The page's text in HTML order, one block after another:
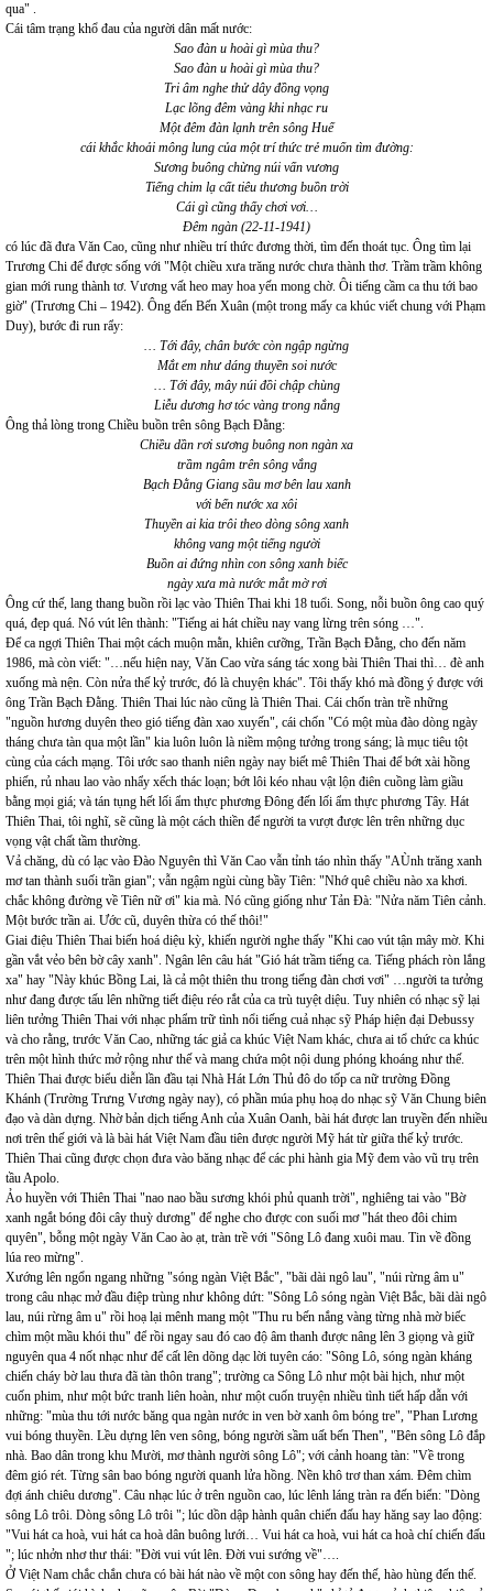
qua" .
Cái tâm trạng khổ đau của người dân mất nước:
Sao đàn u hoài gì mùa thu?
Sao đàn u hoài gì mùa thu?
Tri âm nghe thử dây đồng vọng
Lạc lõng đêm vàng khi nhạc ru
Một đêm đàn lạnh trên sông Huế
cái khắc khoải mông lung của một trí thức trẻ muốn tìm đường:
Sương buông chừng núi vấn vương
Tiếng chim lạ cất tiêu thương buồn trời
Cái gì cũng thấy chơi vơi…
Đêm ngàn (22-11-1941)
có lúc đã đưa Văn Cao, cũng như nhiều trí thức đương thời, tìm đến thoát tục. Ông tìm lại
Trương Chi để được sống với "Một chiều xưa trăng nước chưa thành thơ. Trầm trầm không
gian mới rung thành tơ. Vương vất heo may hoa yến mong chờ. Ôi tiếng cầm ca thu tới bao
giờ" (Trương Chi – 1942). Ông đến Bến Xuân (một trong mấy ca khúc viết chung với Phạm
Duy), bước đi run rẩy:
… Tới đây, chân bước còn ngập ngừng
Mắt em như dáng thuyền soi nước
… Tới đây, mây núi đồi chập chùng
Liễu dương hơ tóc vàng trong nắng
Ông thả lòng trong Chiều buồn trên sông Bạch Đằng:
Chiều dần rơi sương buông non ngàn xa
trầm ngâm trên sông vắng
Bạch Đằng Giang sầu mơ bên lau xanh
với bến nước xa xôi
Thuyền ai kia trôi theo dòng sông xanh
không vang một tiếng người
Buồn ai đứng nhìn con sông xanh biếc
ngày xưa mà nước mắt mờ rơi
Ông cứ thế, lang thang buồn rồi lạc vào Thiên Thai khi 18 tuổi. Song, nỗi buồn ông cao quý
quá, đẹp quá. Nó vút lên thành: "Tiếng ai hát chiều nay vang lừng trên sóng …".
Để ca ngợi Thiên Thai một cách muộn mằn, khiên cưỡng, Trần Bạch Đằng, cho đến năm
1986, mà còn viết: "…nếu hiện nay, Văn Cao vừa sáng tác xong bài Thiên Thai thì… đè anh
xuống mà nện. Còn nửa thế kỷ trước, đó là chuyện khác". Tôi thấy khó mà đồng ý được với
ông Trần Bạch Đằng. Thiên Thai lúc nào cũng là Thiên Thai. Cái chốn tràn trề những
"nguồn hương duyên theo gió tiếng đàn xao xuyến", cái chốn "Có một mùa đào dòng ngày
tháng chưa tàn qua một lần" kia luôn luôn là niềm mộng tưởng trong sáng; là mục tiêu tột
cùng của cách mạng. Tôi ước sao thanh niên ngày nay biết mê Thiên Thai để bớt xài hồng
phiến, rủ nhau lao vào nhẩy xếch thác loạn; bớt lôi kéo nhau vật lộn điên cuồng làm giầu
bằng mọi giá; và tán tụng hết lối ẩm thực phương Đông đến lối ẩm thực phương Tây. Hát
Thiên Thai, tôi nghĩ, sẽ cũng là một cách thiền để người ta vượt được lên trên những dục
vọng vật chất tầm thường.
Vả chăng, dù có lạc vào Đào Nguyên thì Văn Cao vẫn tỉnh táo nhìn thấy "AÙnh trăng xanh
mơ tan thành suối trần gian"; vẫn ngậm ngùi cùng bầy Tiên: "Nhớ quê chiều nào xa khơi.
chắc không đường về Tiên nữ ơi" kia mà. Nó cũng giống như Tản Đà: "Nửa năm Tiên cảnh.
Một bước trần ai. Ước cũ, duyên thừa có thế thôi!"
Giai điệu Thiên Thai biến hoá diệu kỳ, khiến người nghe thấy "Khi cao vút tận mây mờ. Khi
gần vắt vẻo bên bờ cây xanh". Ngân lên câu hát "Gió hát trầm tiếng ca. Tiếng phách ròn lắng
xa" hay "Này khúc Bồng Lai, là cả một thiên thu trong tiếng đàn chơi vơi" …người ta tưởng
như đang được tấu lên những tiết điệu réo rắt của ca trù tuyệt diệu. Tuy nhiên có nhạc sỹ lại
liên tưởng Thiên Thai với nhạc phẩm trữ tình nổi tiếng cuả nhạc sỹ Pháp hiện đại Debussy
và cho rằng, trước Văn Cao, những tác giả ca khúc Việt Nam khác, chưa ai tổ chức ca khúc
trên một hình thức mở rộng như thế và mang chứa một nội dung phóng khoáng như thế.
Thiên Thai được biểu diễn lần đầu tại Nhà Hát Lớn Thủ đô do tốp ca nữ trường Đồng
Khánh (Trường Trưng Vương ngày nay), có phần múa phụ hoạ do nhạc sỹ Văn Chung biên
đạo và dàn dựng. Nhờ bản dịch tiếng Anh của Xuân Oanh, bài hát được lan truyền đến nhiều
nơi trên thế giới và là bài hát Việt Nam đầu tiên được người Mỹ hát từ giữa thế kỷ trước.
Thiên Thai cũng được chọn đưa vào băng nhạc để các phi hành gia Mỹ đem vào vũ trụ trên
tầu Apolo.
Ảo huyền với Thiên Thai "nao nao bầu sương khói phủ quanh trời", nghiêng tai vào "Bờ
xanh ngắt bóng đôi cây thuỳ dương" để nghe cho được con suối mơ "hát theo đôi chim
quyên", bỗng một ngày Văn Cao ào ạt, tràn trề với "Sông Lô đang xuôi mau. Tin về đồng
lúa reo mừng".
Xướng lên ngổn ngang những "sóng ngàn Việt Bắc", "bãi dài ngô lau", "núi rừng âm u"
trong câu nhạc mở đầu điệp trùng như không dứt: "Sông Lô sóng ngàn Việt Bắc, bãi dài ngô
lau, núi rừng âm u" rồi hoạ lại mênh mang một "Thu ru bến nắng vàng từng nhà mờ biếc
chìm một mầu khói thu" để rồi ngay sau đó cao độ âm thanh được nâng lên 3 giọng và giữ
nguyên qua 4 nốt nhạc như để cất lên dõng dạc lời tuyên cáo: "Sông Lô, sóng ngàn kháng
chiến cháy bờ lau thưa đã tàn thôn trang"; trường ca Sông Lô như một bài hịch, như một
cuốn phim, như một bức tranh liên hoàn, như một cuốn truyện nhiều tình tiết hấp dẫn với
những: "mùa thu tới nước băng qua ngàn nước in ven bờ xanh ôm bóng tre", "Phan Lương
vui bóng thuyền. Lều dựng lên ven sông, bóng người sầm uất bến Then", "Bên sông Lô đắp
nhà. Bao dân trong khu Mười, mơ thành người sông Lô"; với cảnh hoang tàn: "Về trong
đêm gió rét. Từng sân bao bóng người quanh lửa hồng. Nền khô trơ than xám. Đêm chìm
đợi ánh chiêu dương". Câu nhạc lúc ở trên nguồn cao, lúc lênh láng tràn ra đến biển: "Dòng
sông Lô trôi. Dòng sông Lô trôi "; lúc dồn dập hành quân chiến đấu hay hăng say lao động:
"Vui hát ca hoà, vui hát ca hoà dân buông lưới… Vui hát ca hoà, vui hát ca hoà chí chiến đấu
"; lúc nhởn nhơ thư thái: "Đời vui vút lên. Đời vui sướng về"….
Ở Việt Nam chắc chắn chưa có bài hát nào về một con sông hay đến thế, hào hùng đến thế.